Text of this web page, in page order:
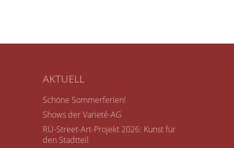
AKTUELL
Schöne Sommerferien!
Shows der Varieté-AG
RÜ-Street-Art-Projekt 2026: Kunst für
den Stadtteil